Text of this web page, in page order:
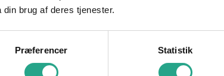
brug af deres tjenester.
Præferencer Statistik